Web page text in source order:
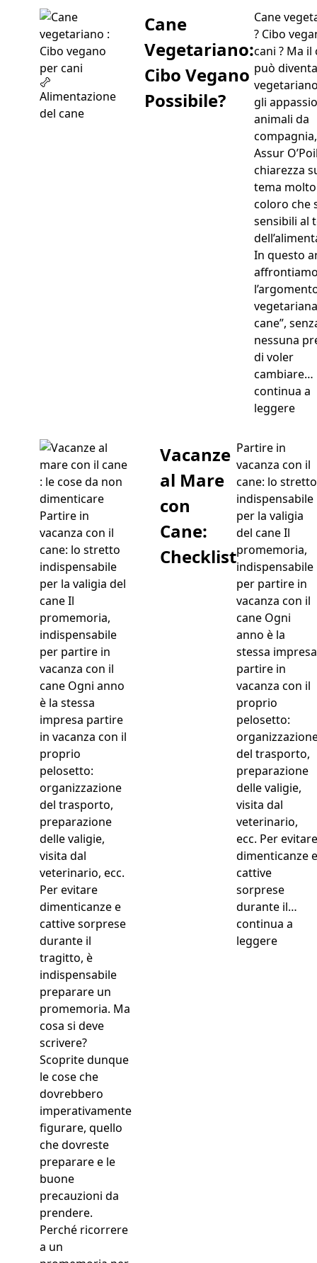
Alimentazione
del cane
Cane
Vegetariano:
Cibo Vegano
Possibile?
Cane
? Cibo
cani ? Ma il
può
gli
animali da
Assur
chiarezza
tema
coloro che
sensibili al
In questo
cane”,
nessuna
di voler
cambiare…
continua a
leggere
Vacanze
al Mare
con
Cane:
Checklist
Partire in
vacanza con il
cane: lo stretto
indispensabile
per la valigia
del cane Il
promemoria,
indispensabile
per partire in
vacanza con il
cane Ogni
anno è la
stessa impresa
partire in
vacanza con il
proprio
pelosetto:
del trasporto,
preparazione
delle valigie,
visita dal
veterinario,
ecc. Per evitare
dimenticanze e
cattive
sorprese
durante il…
continua a
leggere